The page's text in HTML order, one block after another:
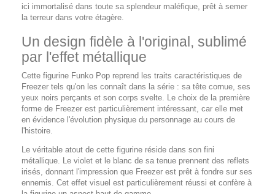
ici immortalisé dans toute sa splendeur maléfique, prêt à semer
la terreur dans votre étagère.
Un design fidèle à l'original, sublimé
par l'effet métallique
Cette figurine Funko Pop reprend les traits caractéristiques de
Freezer tels qu'on les connaît dans la série : sa tête cornue, ses
yeux noirs perçants et son corps svelte. Le choix de la première
forme de Freezer est particulièrement intéressant, car elle met
en évidence l'évolution physique du personnage au cours de
l'histoire.
Le véritable atout de cette figurine réside dans son fini
métallique. Le violet et le blanc de sa tenue prennent des reflets
irisés, donnant l'impression que Freezer est prêt à fondre sur ses
ennemis. Cet effet visuel est particulièrement réussi et confère à